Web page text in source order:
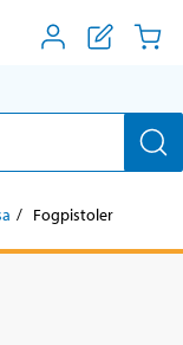
Fogpistoler